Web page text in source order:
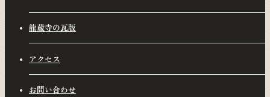
龍蔵寺の瓦版
アクセス
お問い合わせ